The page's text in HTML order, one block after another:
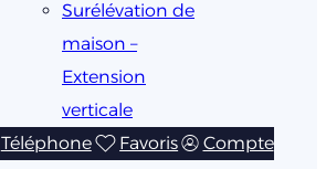
Surélévation de
maison –
Extension
verticale
Téléphone Favoris Compte